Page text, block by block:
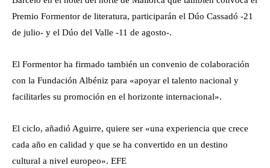
Premio Formentor de literatura, participarán el Dúo Cassadó -21
de julio- y el Dúo del Valle -11 de agosto-.
El Formentor ha firmado también un convenio de colaboración
con la Fundación Albéniz para «apoyar el talento nacional y
facilitarles su promoción en el horizonte internacional».
El ciclo, añadió Aguirre, quiere ser «una experiencia que crece
cada año en calidad y que se ha convertido en un destino
cultural a nivel europeo». EFE